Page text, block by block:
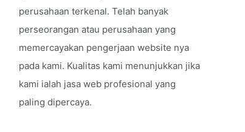
perusahaan terkenal. Telah banyak
perseorangan atau perusahaan yang
memercayakan pengerjaan website nya
pada kami. Kualitas kami menunjukkan jika
kami ialah jasa web profesional yang
paling dipercaya.